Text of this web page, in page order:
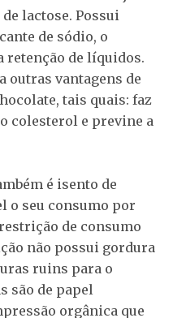
lactose. Possui
de sódio, o
de líquidos.
outras vantagens de
tais quais: faz
colesterol e previne a
é isento de
o seu consumo por
de consumo
não possui gordura
ruins para o
são de papel
orgânica que